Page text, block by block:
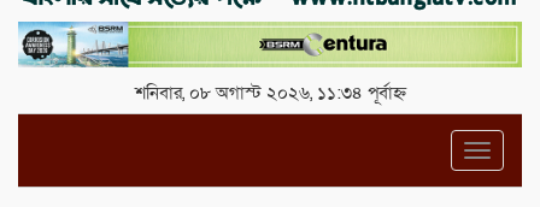
শনিবার, ০৮ অগাস্ট ২০২৬, ১১:৩৪ পূর্বাহ্ন